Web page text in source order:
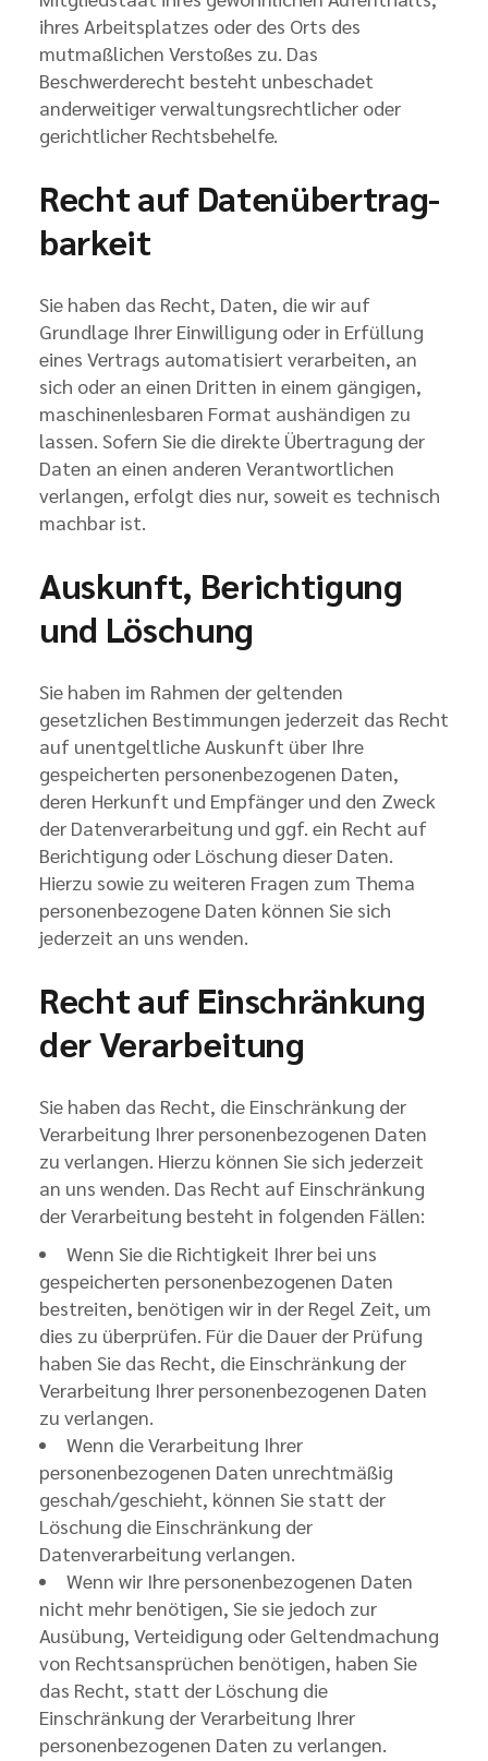
ihres Arbeitsplatzes oder des Orts des
mutmaßlichen Verstoßes zu. Das
Beschwerderecht besteht unbeschadet
anderweitiger verwaltungsrechtlicher oder
gerichtlicher Rechtsbehelfe.
Recht auf Daten­übertrag­
barkeit
Sie haben das Recht, Daten, die wir auf
Grundlage Ihrer Einwilligung oder in Erfüllung
eines Vertrags automatisiert verarbeiten, an
sich oder an einen Dritten in einem gängigen,
maschinenlesbaren Format aushändigen zu
lassen. Sofern Sie die direkte Übertragung der
Daten an einen anderen Verantwortlichen
verlangen, erfolgt dies nur, soweit es technisch
machbar ist.
Auskunft, Berichtigung
und Löschung
Sie haben im Rahmen der geltenden
gesetzlichen Bestimmungen jederzeit das Recht
auf unentgeltliche Auskunft über Ihre
gespeicherten personenbezogenen Daten,
deren Herkunft und Empfänger und den Zweck
der Datenverarbeitung und ggf. ein Recht auf
Berichtigung oder Löschung dieser Daten.
Hierzu sowie zu weiteren Fragen zum Thema
personenbezogene Daten können Sie sich
jederzeit an uns wenden.
Recht auf Einschränkung
der Verarbeitung
Sie haben das Recht, die Einschränkung der
Verarbeitung Ihrer personenbezogenen Daten
zu verlangen. Hierzu können Sie sich jederzeit
an uns wenden. Das Recht auf Einschränkung
der Verarbeitung besteht in folgenden Fällen:
Wenn Sie die Richtigkeit Ihrer bei uns
gespeicherten personenbezogenen Daten
bestreiten, benötigen wir in der Regel Zeit, um
dies zu überprüfen. Für die Dauer der Prüfung
haben Sie das Recht, die Einschränkung der
Verarbeitung Ihrer personenbezogenen Daten
zu verlangen.
Wenn die Verarbeitung Ihrer
personenbezogenen Daten unrechtmäßig
geschah/geschieht, können Sie statt der
Löschung die Einschränkung der
Datenverarbeitung verlangen.
Wenn wir Ihre personenbezogenen Daten
nicht mehr benötigen, Sie sie jedoch zur
Ausübung, Verteidigung oder Geltendmachung
von Rechtsansprüchen benötigen, haben Sie
das Recht, statt der Löschung die
Einschränkung der Verarbeitung Ihrer
personenbezogenen Daten zu verlangen.